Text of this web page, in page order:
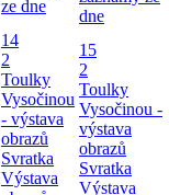
ze dne
dne
14
2
Toulky
Vysočinou
- výstava
obrazů
Svratka
Výstava
15
2
Toulky
Vysočinou -
výstava
obrazů
Svratka
Výstava